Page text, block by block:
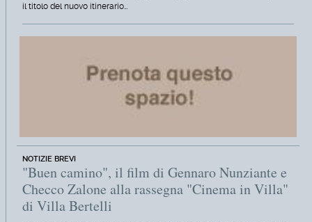
il titolo del nuovo itinerario…
NOTIZIE BREVI
"Buen camino", il film di Gennaro Nunziante e
Checco Zalone alla rassegna "Cinema in Villa"
di Villa Bertelli